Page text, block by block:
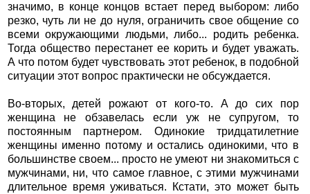
значимо, в конце концов встает перед выбором: либо
резко, чуть ли не до нуля, ограничить свое общение со
всеми окружающими людьми, либо... родить ребенка.
Тогда общество перестанет ее корить и будет уважать.
А что потом будет чувствовать этот ребенок, в подобной
ситуации этот вопрос практически не обсуждается.
Во-вторых, детей рожают от кого-то. А до сих пор
женщина не обзавелась если уж не супругом, то
постоянным партнером. Одинокие тридцатилетние
женщины именно потому и остались одинокими, что в
большинстве своем... просто не умеют ни знакомиться с
мужчинами, ни, что самое главное, с этими мужчинами
длительное время уживаться. Кстати, это может быть